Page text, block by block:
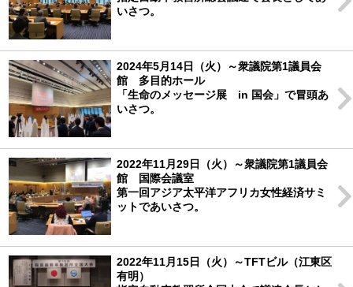
いさつ。
2024年5月14日（火）～衆議院第1議員会
館 多目的ホール
「生命のメッセージ展 in 国会」で冒頭あ
いさつ。
2022年11月29日（火）～衆議院第1議員会
館 国際会議室
第一回アジア太平洋アフリカ女性経済サミ
ットであいさつ。
2022年11月15日（火）～TFTビル（江東区
有明）